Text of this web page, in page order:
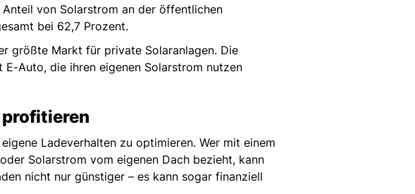
von Solarstrom an der öffentlichen
bei 62,7 Prozent.
größte Markt für private Solaranlagen. Die
Auto, die ihren eigenen Solarstrom nutzen
Ladeverhalten zu optimieren. Wer mit einem
Solarstrom vom eigenen Dach bezieht, kann
nicht nur günstiger – es kann sogar finanziell